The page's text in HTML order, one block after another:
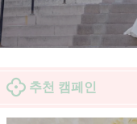
추천 캠페인